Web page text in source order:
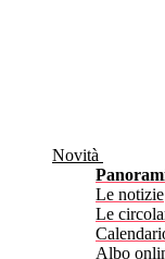
Novità
Le notizie
Le
Albo